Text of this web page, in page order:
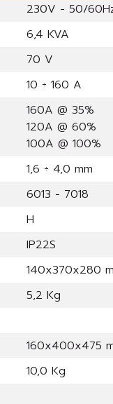
230V - 50/
6,4 KVA
70 V
10 ÷ 160 A
160A @ 35%
120A @ 60%
100A @ 100%
1,6 ÷ 4,0 mm
6013 - 7018
H
IP22S
140x370x280
5,2 Kg
160x400x475
10,0 Kg